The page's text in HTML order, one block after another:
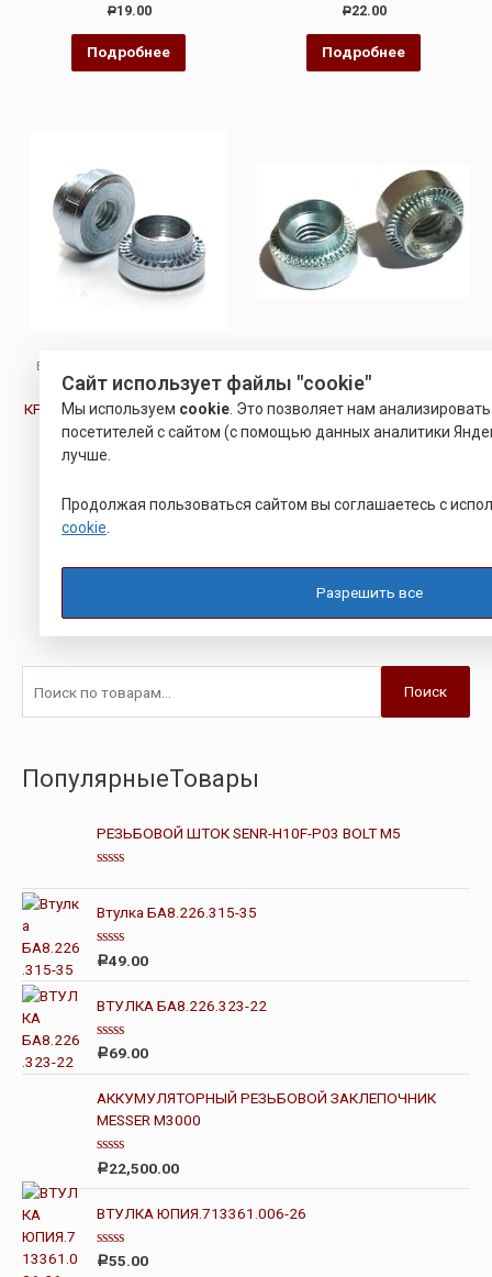
Оценка
3.00
из 5
Р19.00
Подробнее
Оценка
из
5
Р22.00
Подробнее
ВТУЛКА РАЗВАЛЬЦОВОЧНАЯ
РАЗВАЛЬЦОВОЧНАЯ
КРУГЛАЯ ГАЙКА (БОНКА) ТИП
RHB
5
Подробнее
РАЗВАЛЬЦОВОЧНАЯ
РЕЗЬБОВАЯ ВТУЛКА
СКВОЗНАЯ ОСТ 4Г 0.822
5
Подробнее
Поиск
ПопулярныеТовары
РЕЗЬБОВОЙ ШТОК SENR-H10F-P03 BOLT M5
ц
е
н
к
а
0
и
5
Втулка БА8.226.315-35
О
е
н
к
а
0
и
з
Р49.00
ВТУЛКА БА8.226.323-22
О
е
н
к
а
0
и
з
Р69.00
АККУМУЛЯТОРНЫЙ РЕЗЬБОВОЙ ЗАКЛЕПОЧНИК
MESSER M3000
О
е
н
к
а
0
и
Р22,500.00
ВТУЛКА ЮПИЯ.713361.006-26
О
Р55.00
Сайт использует файлы "cookie"
Мы используем cookie . Это позволяет нам
посетителей с сайтом (с помощью данных аналитики
лучше.
Продолжая пользоваться сайтом вы соглашаетесь с
cookie
Разрешить все